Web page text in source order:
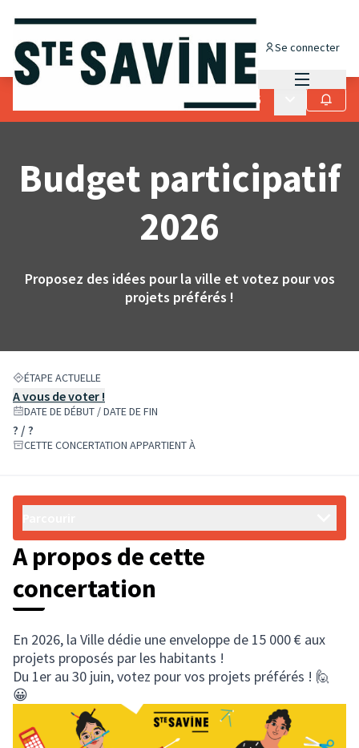
Se connecter
Budget participatif 2026 Menu Suivre
Budget participatif
2026
Proposez des idées pour la ville et votez pour vos
projets préférés !
ÉTAPE ACTUELLE
A vous de voter !
DATE DE DÉBUT / DATE DE FIN
? / ?
CETTE CONCERTATION APPARTIENT À
A propos de cette
concertation
En 2026, la Ville dédie une enveloppe de 15 000 € aux
projets proposés par les habitants !
Du 1er au 30 juin, votez pour vos projets préférés ! 🙋
😀